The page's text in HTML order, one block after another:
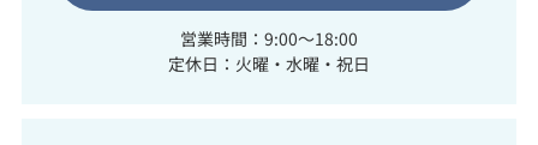
営業時間：9:00～18:00
定休日：火曜・水曜・祝日